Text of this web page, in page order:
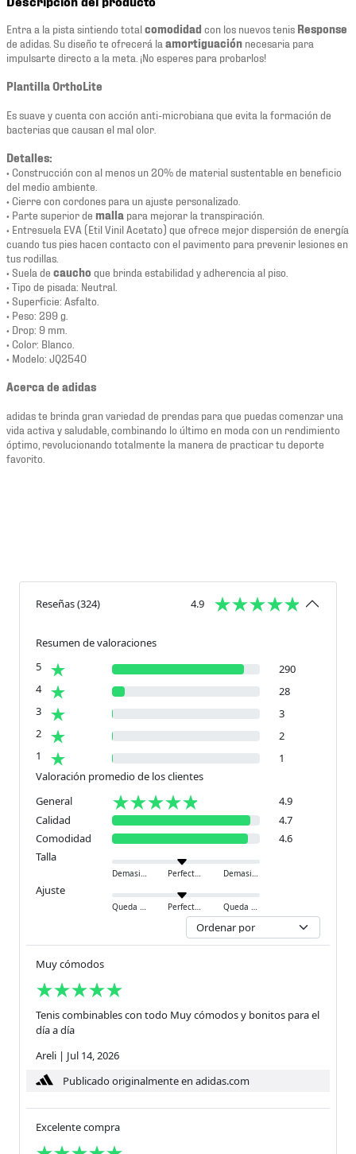
Entra a la pista sintiendo totalcomodidad con los nuevos tenis Response
de adidas. Su diseño te ofrecerá la amortiguación necesaria para
impulsarte directo a la meta. ¡No esperes para probarlos!
Plantilla OrthoLite
Es suave y cuenta con acción anti-microbiana que evita la formación de
bacterias que causan el mal olor.
Detalles:
• Construcción con al menos un 20% de material sustentable en beneficio
del medio ambiente.
• Cierre con cordones para un ajuste personalizado.
• Parte superior de malla para mejorar la transpiración.
• Entresuela EVA (Etil Vinil Acetato) que ofrece mejor dispersión de energía
cuando tus pies hacen contacto con el pavimento para prevenir lesiones en
tus rodillas.
• Suela de caucho que brinda estabilidad y adherencia al piso.
• Tipo de pisada: Neutral.
• Superficie: Asfalto.
• Peso: 299 g.
• Drop: 9 mm.
• Color: Blanco.
• Modelo: JQ2540
Acerca de adidas
adidas te brinda gran variedad de prendas para que puedas comenzar una
vida activa y saludable, combinando lo último en moda con un rendimiento
óptimo, revolucionando totalmente la manera de practicar tu deporte
favorito.
Reseñas(324) 4.9
Resumen de valoraciones
5
290
4
28
3
3
2
2
1
1
Valoración promedio de los clientes
General
4.9
Calidad
4.7
Comodidad
4.6
Talla
Demasiado pequeño Perfecto Demasiado grande
Ajuste
Queda ajustado Perfecto Queda holgado
Muy cómodos
Tenis combinables con todo Muy cómodos y bonitos para el
día a día
Areli | Jul 14, 2026
Publicado originalmente en adidas.com
Excelente compra